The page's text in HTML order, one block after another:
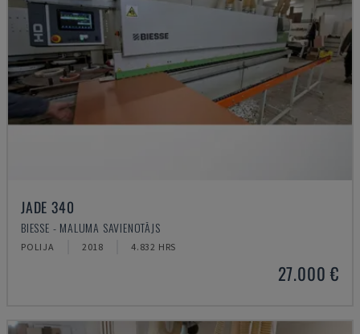
JADE 340
BIESSE - MALUMA SAVIENOTĀJS
POLIJA 2018 4.832 HRS
27.000 €